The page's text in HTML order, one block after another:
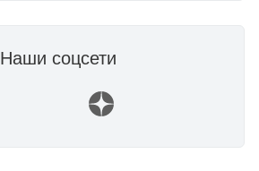
Наши соцсети